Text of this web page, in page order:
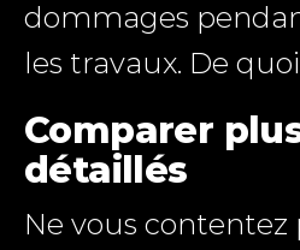
dommages
les travaux. De
Comparer
détaillés
Ne vous contentez